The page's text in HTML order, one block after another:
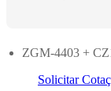
ZGM-4403 +
Solicitar